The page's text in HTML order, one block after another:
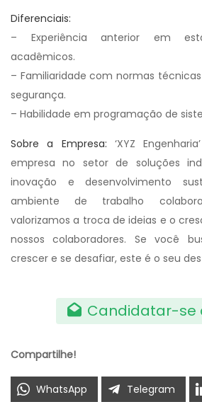
Diferenciais:
– Experiência anterior em
acadêmicos.
– Familiaridade com normas
segurança.
– Habilidade em programação de
Sobre a Empresa: ‘XYZ
empresa no setor de soluções
inovação e desenvolvimento
ambiente de trabalho
valorizamos a troca de ideias e o
nossos colaboradores. Se você
crescer e se desafiar, este é o seu
Candidatar-se
Compartilhe!
WhatsApp Telegram